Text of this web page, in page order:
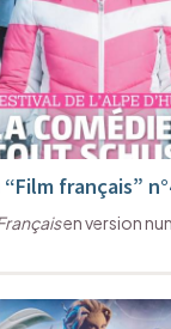
français”
en version